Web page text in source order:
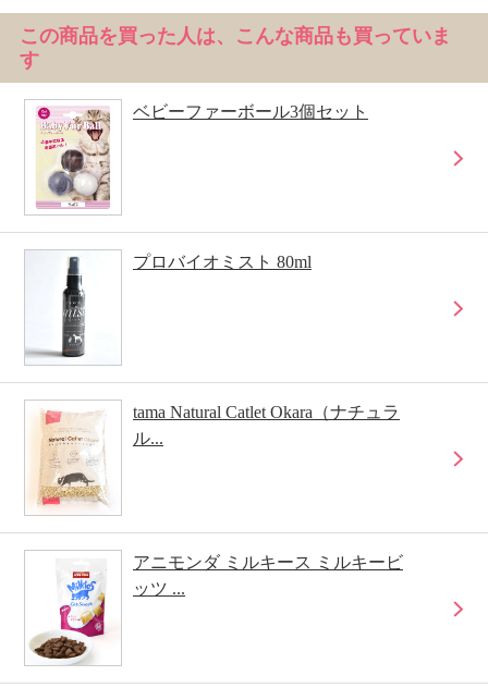
この商品を買った人は、こんな商品も買っていま
す
ベビーファーボール3個セット
プロバイオミスト 80ml
tama Natural Catlet Okara（ナチュラ
ル...
アニモンダ ミルキース ミルキービ
ッツ ...